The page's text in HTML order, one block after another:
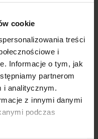
cookie
treści
i
Informacje o tym, jak
partnerom
i analitycznym.
z innymi danymi
podczas
czego ubrać
i jak je